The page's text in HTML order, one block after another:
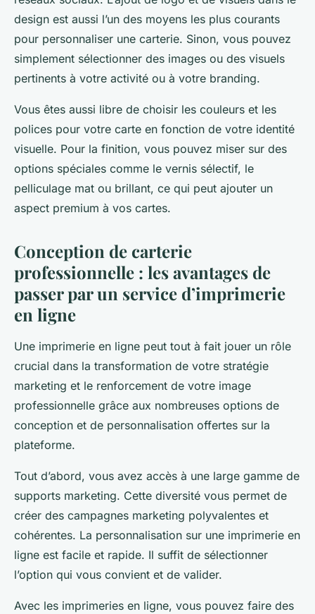
design est aussi l’un des moyens les plus courants
pour personnaliser une carterie. Sinon, vous pouvez
simplement sélectionner des images ou des visuels
pertinents à votre activité ou à votre branding.
Vous êtes aussi libre de choisir les couleurs et les
polices pour votre carte en fonction de votre identité
visuelle. Pour la finition, vous pouvez miser sur des
options spéciales comme le vernis sélectif, le
pelliculage mat ou brillant, ce qui peut ajouter un
aspect premium à vos cartes.
Conception de carterie
professionnelle : les avantages de
passer par un service d’imprimerie
en ligne
Une imprimerie en ligne peut tout à fait jouer un rôle
crucial dans la transformation de votre stratégie
marketing et le renforcement de votre image
professionnelle grâce aux nombreuses options de
conception et de personnalisation offertes sur la
plateforme.
Tout d’abord, vous avez accès à une large gamme de
supports marketing. Cette diversité vous permet de
créer des campagnes marketing polyvalentes et
cohérentes. La personnalisation sur une imprimerie en
ligne est facile et rapide. Il suffit de sélectionner
l’option qui vous convient et de valider.
Avec les imprimeries en ligne, vous pouvez faire des